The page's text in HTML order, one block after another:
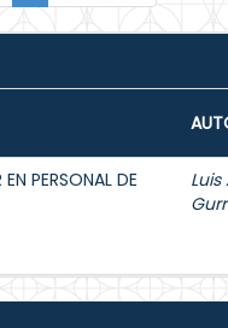
PERSONAL DE